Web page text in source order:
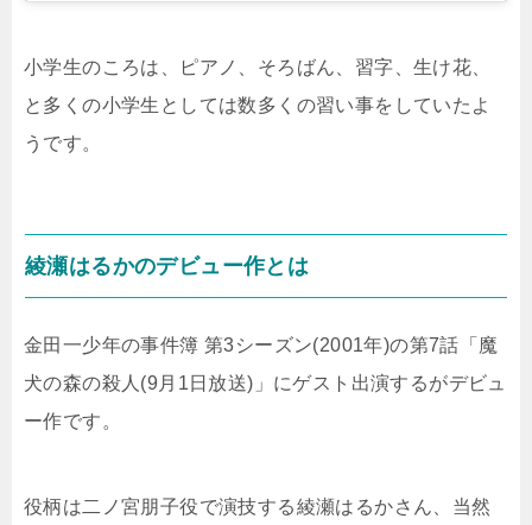
小学生のころは、ピアノ、そろばん、習字、生け花、
と多くの小学生としては数多くの習い事をしていたよ
うです。
綾瀬はるかのデビュー作とは
金田一少年の事件簿 第3シーズン(2001年)の第7話「魔
犬の森の殺人(9月1日放送)」にゲスト出演するがデビュ
ー作です。
役柄は二ノ宮朋子役で演技する綾瀬はるかさん、当然